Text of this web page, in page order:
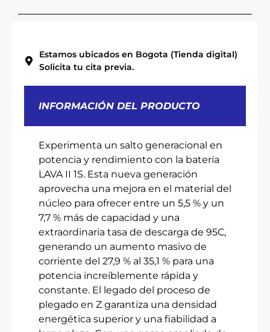
Estamos ubicados en Bogota (Tienda digital)
Solicita tu cita previa.
INFORMACIÓN DEL PRODUCTO
Experimenta un salto generacional en
potencia y rendimiento con la batería
LAVA II 1S. Esta nueva generación
aprovecha una mejora en el material del
núcleo para ofrecer entre un 5,5 % y un
7,7 % más de capacidad y una
extraordinaria tasa de descarga de 95C,
generando un aumento masivo de
corriente del 27,9 % al 35,1 % para una
potencia increíblemente rápida y
constante. El legado del proceso de
plegado en Z garantiza una densidad
energética superior y una fiabilidad a